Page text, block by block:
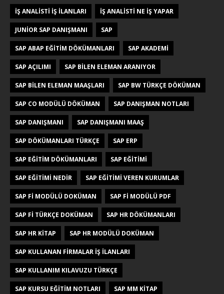
IŞ ANALISTI IŞ ILANLARI IŞ ANALISTI NE IŞ YAPAR
JUNIOR SAP DANIŞMANI SAP
SAP ABAP EĞITIM DÖKÜMANLARI SAP AKADEMI
SAP AÇILIMI SAP BILEN ELEMAN ARANIYOR
SAP BILEN ELEMAN MAAŞLARI SAP BW TÜRKÇE DÖKÜMAN
SAP CO MODÜLÜ DÖKÜMAN SAP DANIŞMAN NOTLARI
SAP DANIŞMANI SAP DANIŞMANI MAAŞ
SAP DÖKÜMANLARI TÜRKÇE SAP ERP
SAP EĞITIM DÖKÜMANLARI SAP EĞITIMI
SAP EĞITIMI NEDIR SAP EĞITIMI VEREN KURUMLAR
SAP FI MODÜLÜ DOKÜMAN SAP FI MODÜLÜ PDF
SAP FI TÜRKÇE DOKÜMAN SAP HR DÖKÜMANLARI
SAP HR KITAP SAP HR MODÜLÜ DOKÜMAN
SAP KULLANAN FIRMALAR IŞ ILANLARI
SAP KULLANIM KILAVUZU TÜRKÇE
SAP KURSU EĞITIM NOTLARI SAP MM KITAP